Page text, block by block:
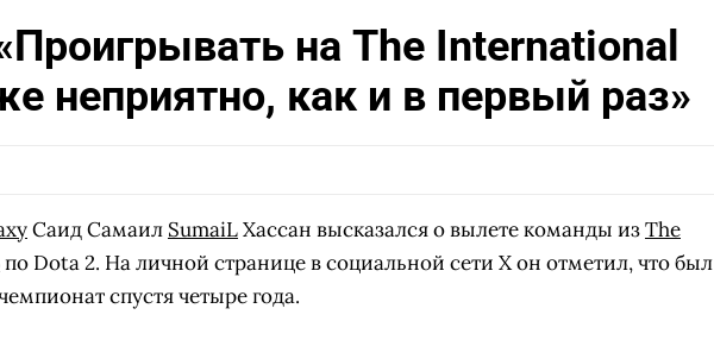
на The International
неприятно, как и в первый раз»
Саид Самаил SumaiLХассан высказался о вылете команды изThe
по Dota 2. На личной странице в социальной сети X он отметил, что был
спустя четыре года.